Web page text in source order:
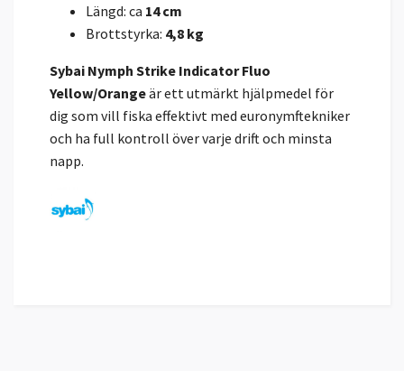
Längd: ca 14 cm
Brottstyrka: 4,8 kg
Sybai Nymph Strike Indicator Fluo
Yellow/Orangeär ett utmärkt hjälpmedel för
dig som vill fiska effektivt med euronymftekniker
och ha full kontroll över varje drift och minsta
napp.